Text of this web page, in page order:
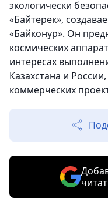
экологически
«Байтерек»,
«Байконур». Он
космических
интересах
Казахстана и
коммерческих